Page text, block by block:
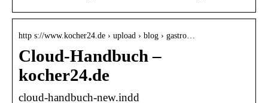
http s://www.kocher24.de › upload › blog › gastro…
Cloud-Handbuch –
kocher24.de
cloud-handbuch-new.indd